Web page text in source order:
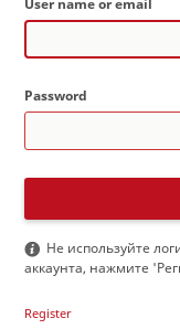
User name or email
Password
Не используйте
аккаунта, нажмите
Register